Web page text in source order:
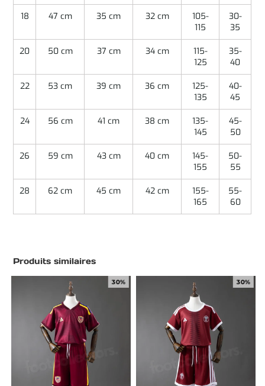
18 47 cm 35 cm 32 cm
105-
115
30-
35
20 50 cm 37 cm 34 cm
115-
125
35-
40
22 53 cm 39 cm 36 cm
125-
135
40-
45
24 56 cm 41 cm 38 cm
135-
145
45-
50
26 59 cm 43 cm 40 cm
145-
155
50-
55
28 62 cm 45 cm 42 cm
155-
165
55-
60
Produits similaires
30% 30%